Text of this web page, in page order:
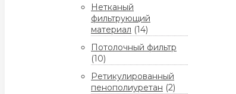
Нетканый
фильтрующий
материал (14)
Потолочный фильтр
(10)
Ретикулированный
пенополиуретан (2)